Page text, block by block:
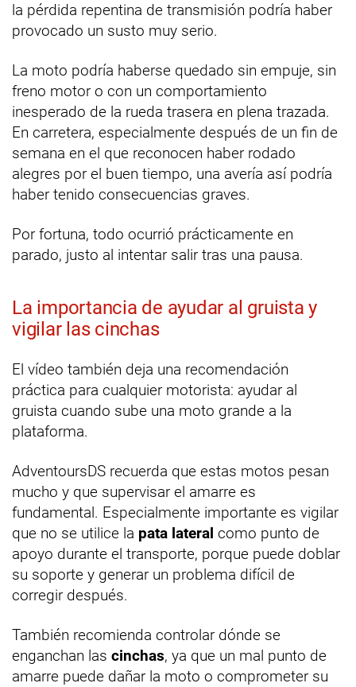
la pérdida repentina de transmisión podría haber
provocado un susto muy serio.
La moto podría haberse quedado sin empuje, sin
freno motor o con un comportamiento
inesperado de la rueda trasera en plena trazada.
En carretera, especialmente después de un fin de
semana en el que reconocen haber rodado
alegres por el buen tiempo, una avería así podría
haber tenido consecuencias graves.
Por fortuna, todo ocurrió prácticamente en
parado, justo al intentar salir tras una pausa.
La importancia de ayudar al gruista y
vigilar las cinchas
El vídeo también deja una recomendación
práctica para cualquier motorista: ayudar al
gruista cuando sube una moto grande a la
plataforma.
AdventoursDS recuerda que estas motos pesan
mucho y que supervisar el amarre es
fundamental. Especialmente importante es vigilar
que no se utilice la pata lateral como punto de
apoyo durante el transporte, porque puede doblar
su soporte y generar un problema difícil de
corregir después.
También recomienda controlar dónde se
enganchan las cinchas, ya que un mal punto de
amarre puede dañar la moto o comprometer su